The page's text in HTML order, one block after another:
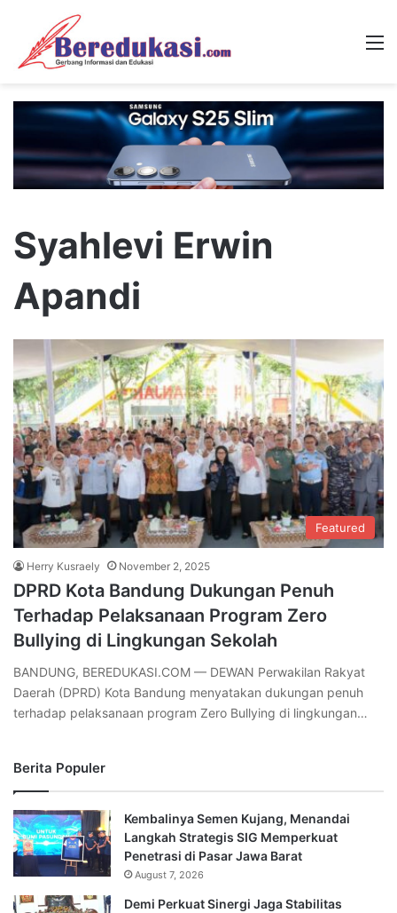
Syahlevi Erwin
Apandi
Featured
Herry Kusraely November 2, 2025
DPRD Kota Bandung Dukungan Penuh
Terhadap Pelaksanaan Program Zero
Bullying di Lingkungan Sekolah
BANDUNG, BEREDUKASI.COM — DEWAN Perwakilan Rakyat
Daerah (DPRD) Kota Bandung menyatakan dukungan penuh
terhadap pelaksanaan program Zero Bullying di lingkungan…
Berita Populer
Kembalinya Semen Kujang, Menandai
Langkah Strategis SIG Memperkuat
Penetrasi di Pasar Jawa Barat
August 7, 2026
Demi Perkuat Sinergi Jaga Stabilitas